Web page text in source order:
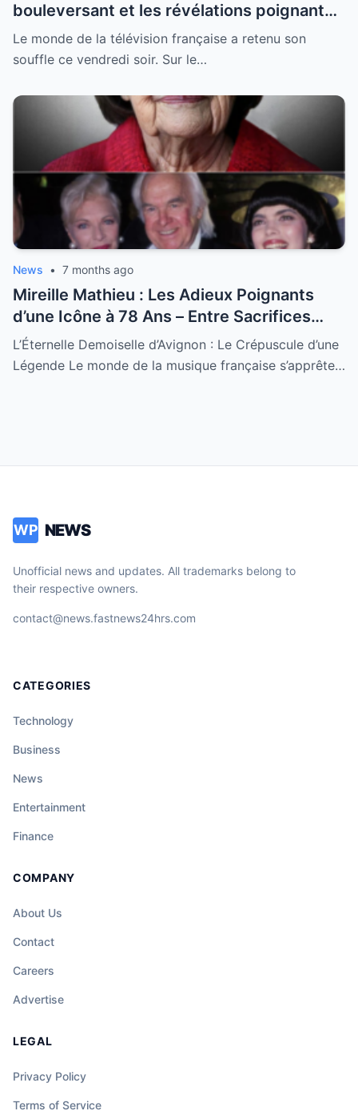
bouleversant et les révélations poignantes
après la perte de son mari
Le monde de la télévision française a retenu son
souffle ce vendredi soir. Sur le…
News • 7 months ago
Mireille Mathieu : Les Adieux Poignants
d’une Icône à 78 Ans – Entre Sacrifices
Amoureux et Destin Royal
L’Éternelle Demoiselle d’Avignon : Le Crépuscule d’une
Légende Le monde de la musique française s’apprête…
WP NEWS
Unofficial news and updates. All trademarks belong to
their respective owners.
contact@news.fastnews24hrs.com
CATEGORIES
Technology
Business
News
Entertainment
Finance
COMPANY
About Us
Contact
Careers
Advertise
LEGAL
Privacy Policy
Terms of Service